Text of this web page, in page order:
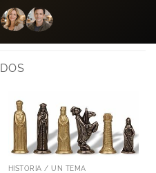
HISTORIA / UN TEMA